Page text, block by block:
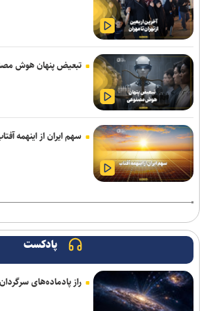
رکوردهای جهانی یوسفی و نصیری حفظ شد
تور جهانی تنیس صربستان| ادامه پیروزی‌های
روسیه
رئیس فدراسیون بوکس: یک اعزام ما هزینه چهار
دارد/ اعزام فروتن گل‌آرا به ناگویا منتفی شد
امیرحسین زارع؛ از استقلال تا بانک شهر؛
هیچ قراردادی!
برگزاری مجمع سالیانه فدراسیون بدمینتون
سرمربی اوکراینی تیم ملی آب‌های آرام: به
کسب مدال را در ناگویا داریم
اعلام رسمی بانک شهر به سازمان لیگ
نمی‌کنیم
تور جهانی تنیس صربستان| یزدانی با عبور از
تبعیض پنهان هوش
سهم ایران از اینهمه
پادکست
راز پادماده‌های